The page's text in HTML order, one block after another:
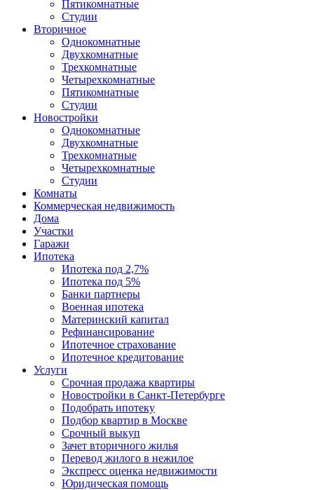
Пятикомнатные
Студии
Вторичное
Однокомнатные
Двухкомнатные
Трехкомнатные
Четырехкомнатные
Пятикомнатные
Студии
Новостройки
Однокомнатные
Двухкомнатные
Трехкомнатные
Четырехкомнатные
Студии
Комнаты
Коммерческая недвижимость
Дома
Участки
Гаражи
Ипотека
Ипотека под 2,7%
Ипотека под 5%
Банки партнеры
Военная ипотека
Материнский капитал
Рефинансирование
Ипотечное страхование
Ипотечное кредитование
Услуги
Срочная продажа квартиры
Новостройки в Санкт-Петербурге
Подобрать ипотеку
Подбор квартир в Москве
Срочный выкуп
Зачет вторичного жилья
Перевод жилого в нежилое
Экспресс оценка недвижимости
Юридическая помощь